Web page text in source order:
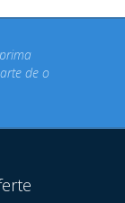
a fost
Fast!